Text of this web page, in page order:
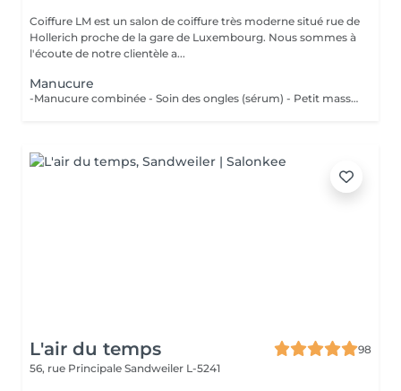
Coiffure LM est un salon de coiffure très moderne situé rue de
Hollerich proche de la gare de Luxembourg. Nous sommes à
l'écoute de notre clientèle a...
Manucure
-Manucure combinée - Soin des ongles (sérum) - Petit massage
L'air du temps
98
56, rue Principale Sandweiler L-5241